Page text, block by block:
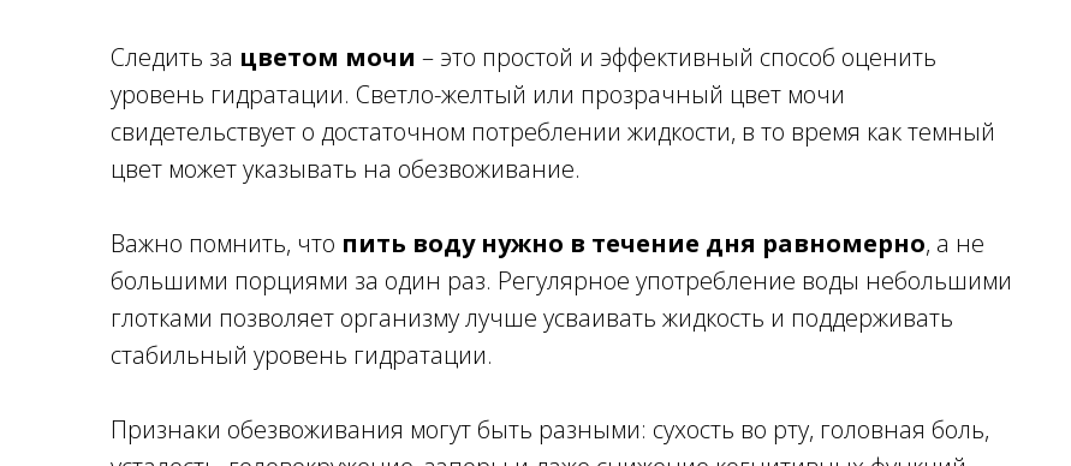
Следить за цветом мочи – это простой и эффективный способ оценить
уровень гидратации. Светло-желтый или прозрачный цвет мочи
свидетельствует о достаточном потреблении жидкости, в то время как темный
цвет может указывать на обезвоживание.
Важно помнить, что пить воду нужно в течение дня равномерно, а не
большими порциями за один раз. Регулярное употребление воды небольшими
глотками позволяет организму лучше усваивать жидкость и поддерживать
стабильный уровень гидратации.
Признаки обезвоживания могут быть разными: сухость во рту, головная боль,